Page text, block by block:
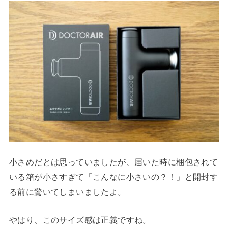
小さめだとは思っていましたが、届いた時に梱包されて
いる箱が小さすぎて「こんなに小さいの？！」と開封す
る前に驚いてしまいましたよ。
やはり、このサイズ感は正義ですね。